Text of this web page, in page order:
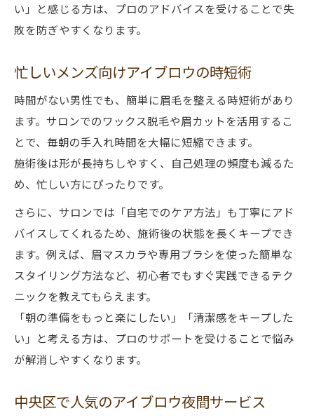
い」と感じる方は、プロのアドバイスを受けることで失
敗を防ぎやすくなります。
忙しいメンズ向けアイブロウの時短術
時間がない男性でも、簡単に眉毛を整える時短術があり
ます。サロンでのワックス脱毛や眉カットを活用するこ
とで、毎朝の手入れ時間を大幅に短縮できます。
施術後は形が長持ちしやすく、自己処理の頻度も減るた
め、忙しい方にぴったりです。
さらに、サロンでは「自宅でのケア方法」も丁寧にアド
バイスしてくれるため、施術後の状態を長くキープでき
ます。例えば、眉マスカラや専用ブラシを使った簡単な
スタイリング方法など、初心者でもすぐ実践できるテク
ニックを教えてもらえます。
「朝の準備をもっと楽にしたい」「清潔感をキープした
い」と考える方は、プロのサポートを受けることで悩み
が解消しやすくなります。
中央区で人気のアイブロウ夜間サービス